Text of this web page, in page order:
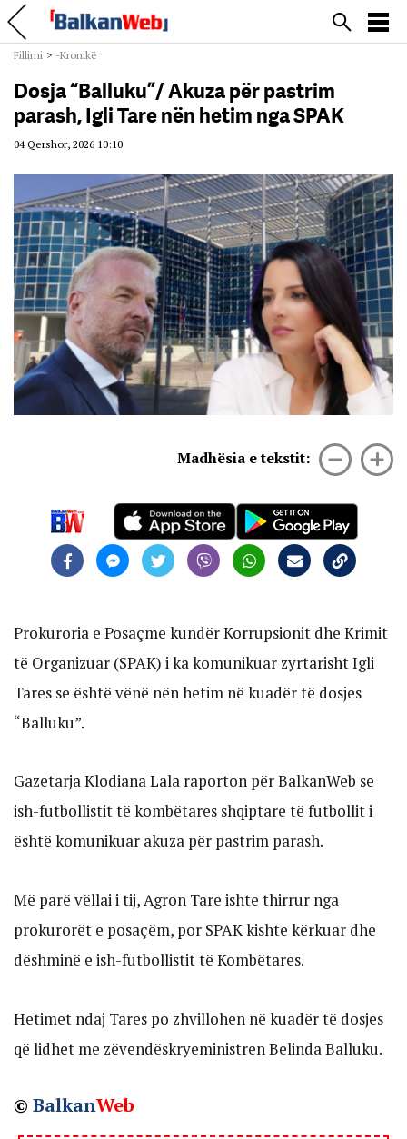
Fillimi > -Kronikë
Dosja “Balluku”/ Akuza për pastrim
parash, Igli Tare nën hetim nga SPAK
04 Qershor, 2026 10:10
Madhësia e tekstit:
Prokuroria e Posaçme kundër Korrupsionit dhe Krimit
të Organizuar (SPAK) i ka komunikuar zyrtarisht Igli
Tares se është vënë nën hetim në kuadër të dosjes
“Balluku”.
Gazetarja Klodiana Lala raporton për BalkanWeb se
ish-futbollistit të kombëtares shqiptare të futbollit i
është komunikuar akuza për pastrim parash.
Më parë vëllai i tij, Agron Tare ishte thirrur nga
prokurorët e posaçëm, por SPAK kishte kërkuar dhe
dëshminë e ish-futbollistit të Kombëtares.
Hetimet ndaj Tares po zhvillohen në kuadër të dosjes
që lidhet me zëvendëskryeministren Belinda Balluku.
© BalkanWeb